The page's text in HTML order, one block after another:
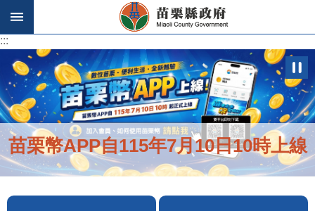
跳到主要內容區塊
:::
苗栗幣APP自115年7月10日10時上線